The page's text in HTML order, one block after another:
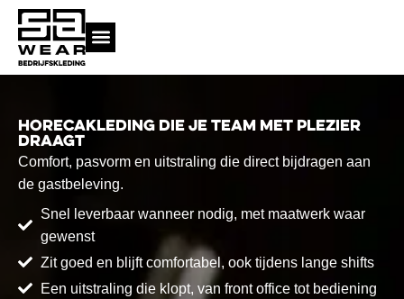
naar
inhoud
Horecakleding die je team met plezier
draagt
Comfort, pasvorm en uitstraling die direct bijdragen aan
de gastbeleving.
Snel leverbaar wanneer nodig, met maatwerk waar
gewenst
Zit goed en blijft comfortabel, ook tijdens lange shifts
Een uitstraling die klopt, van front office tot bediening